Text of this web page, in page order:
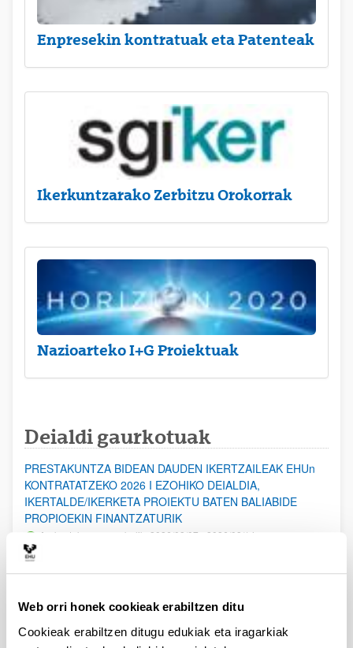
Web orri honek cookieak erabiltzen ditu
Cookieak erabiltzen ditugu edukiak eta iragarkiak
Enpresekin kontratuak eta Patenteak
Ikerkuntzarako Zerbitzu Orokorrak
Nazioarteko I+G Proiektuak
Deialdi gaurkotuak
PRESTAKUNTZA BIDEAN DAUDEN IKERTZAILEAK EHUn
KONTRATATZEKO 2026 I EZOHIKO DEIALDIA,
IKERTALDE/IKERKETA PROIEKTU BATEN BALIABIDE
PROPIOEKIN FINANTZATURIK
Aurkezteko epea zabalik: 2026/08/07 - 2026/08/14
erosi eta berritzeko laguntzak 2026
Izapide irekia